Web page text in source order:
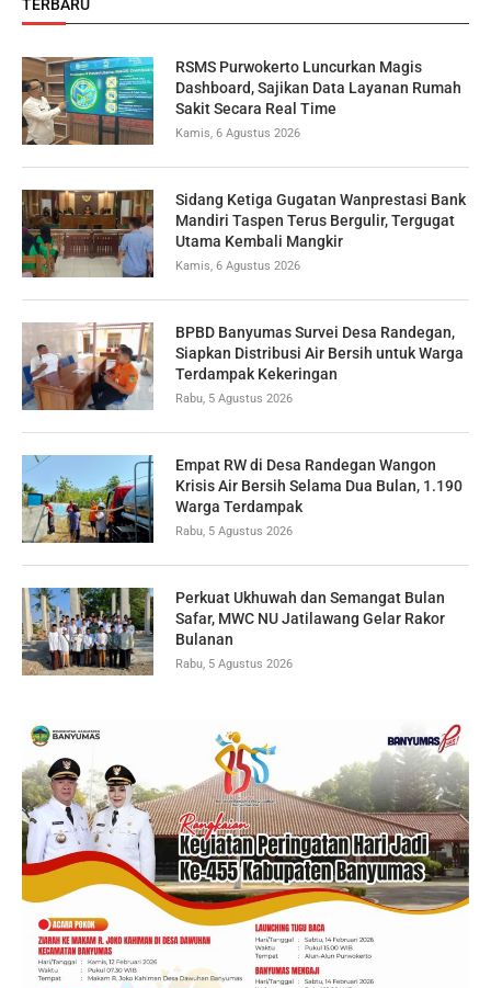
TERBARU
RSMS Purwokerto Luncurkan Magis
Dashboard, Sajikan Data Layanan Rumah
Sakit Secara Real Time
Kamis, 6 Agustus 2026
Sidang Ketiga Gugatan Wanprestasi Bank
Mandiri Taspen Terus Bergulir, Tergugat
Utama Kembali Mangkir
Kamis, 6 Agustus 2026
BPBD Banyumas Survei Desa Randegan,
Siapkan Distribusi Air Bersih untuk Warga
Terdampak Kekeringan
Rabu, 5 Agustus 2026
Empat RW di Desa Randegan Wangon
Krisis Air Bersih Selama Dua Bulan, 1.190
Warga Terdampak
Rabu, 5 Agustus 2026
Perkuat Ukhuwah dan Semangat Bulan
Safar, MWC NU Jatilawang Gelar Rakor
Bulanan
Rabu, 5 Agustus 2026